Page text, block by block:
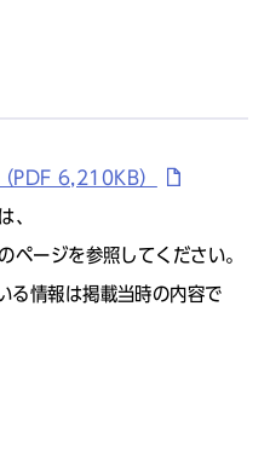
PDF 6,210KB）
、
ページを参照してください。
る情報は掲載当時の内容で